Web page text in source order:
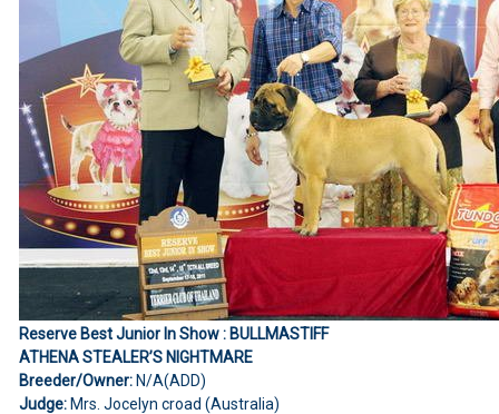
Reserve Best Junior In Show : BULLMASTIFF
ATHENA STEALER’S NIGHTMARE
Breeder/Owner:N/A(ADD)
Judge:Mrs. Jocelyn croad (Australia)